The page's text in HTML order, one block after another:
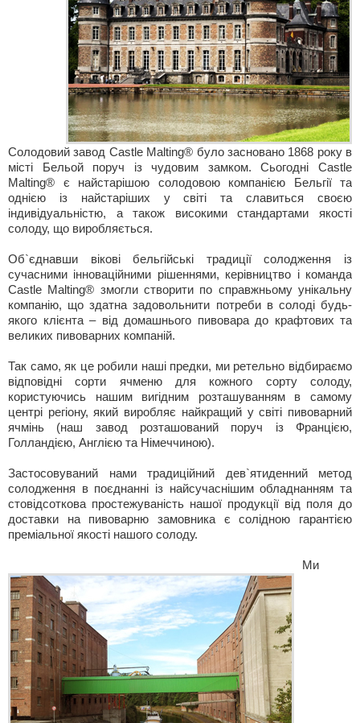
Солодовий завод Castle Malting® було засновано 1868 року в
місті Бельой поруч із чудовим замком. Сьогодні Castle
Malting® є найстарішою солодовою компанією Бельгії та
однією із найстаріших у світі та славиться своєю
індивідуальністю, а також високими стандартами якості
солоду, що виробляється.
Об`єднавши вікові бельгійські традиції солодження із
сучасними інноваційними рішеннями, керівництво і команда
Castle Malting® змогли створити по справжньому унікальну
компанію, що здатна задовольнити потреби в солоді будь-
якого клієнта – від домашнього пивовара до крафтових та
великих пивоварних компаній.
Так само, як це робили наші предки, ми ретельно відбираємо
відповідні сорти ячменю для кожного сорту солоду,
користуючись нашим вигідним розташуванням в самому
центрі регіону, який виробляє найкращий у світі пивоварний
ячмінь (наш завод розташований поруч із Францією,
Голландією, Англією та Німеччиною).
Застосовуваний нами традиційний дев`ятиденний метод
солодження в поєднанні із найсучаснішим обладнанням та
стовідсоткова простежуваність нашої продукції від поля до
доставки на пивоварню замовника є солідною гарантією
преміальної якості нашого солоду.
Ми